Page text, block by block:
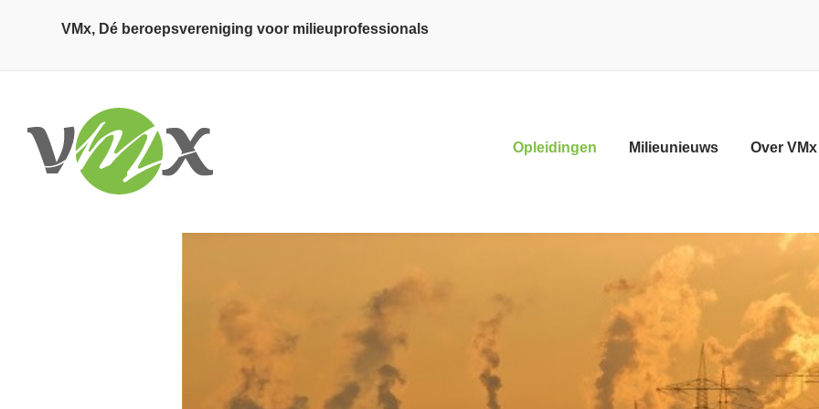
Opleidingen Milieunieuws Over VMx
VMx, Dé beroepsvereniging voor milieuprofessionals